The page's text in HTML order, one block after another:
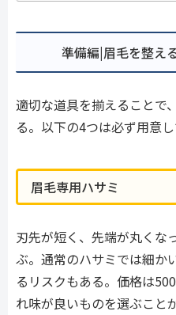
準備編|眉毛を整え
適切な道具を揃えることで
る。以下の4つは必ず用意し
眉毛専用ハサミ
刃先が短く、先端が丸くな
ぶ。通常のハサミでは細か
るリスクもある。価格は
れ味が良いものを選ぶこと